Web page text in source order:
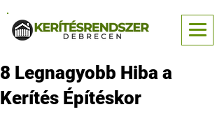
8 Legnagyobb Hiba a
Kerítés Építéskor